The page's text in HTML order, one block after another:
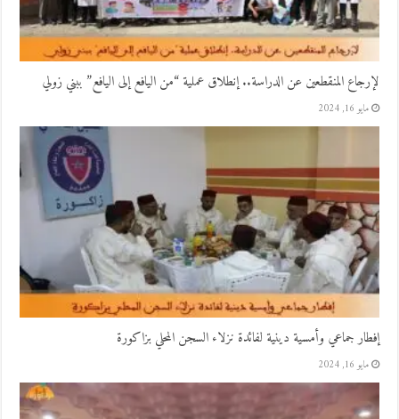
لإرجاع المنقطعين عن الدراسة.. إنطلاق عملية “من اليافع إلى اليافع” ببني زولي
مايو 16, 2024
إفطار جماعي وأمسية دينية لفائدة نزلاء السجن المحلي بزاكورة
مايو 16, 2024